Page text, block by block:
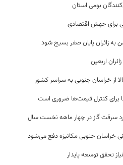
بومی استان
برای جهش اقتصادی
زائران پایان صفر بسیج شود
برای کنترل قیمت‌ها ضروری است
خراسان جنوبی مکانیزه دفع می‌شود
تحقق توسعه پایدار